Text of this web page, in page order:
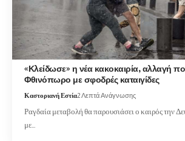
«Κλείδωσε» η νέα κακοκαιρία, αλλαγή
Φθινόπωρο με σφοδρές καταιγίδες
Καστοριανή Εστία2 Λεπτά Ανάγνωσης
Ραγδαία μεταβολή θα παρουσιάσει ο καιρός την
με…